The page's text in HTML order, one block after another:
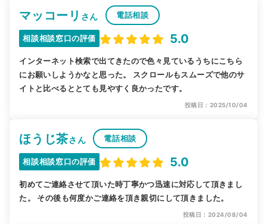
マッコーリ さん 電話相談
相談相談窓口の評価 5.0
インターネット検索で出てきたので色々見ているうちにこちら
にお願いしようかなと思った。 スクロールもスムーズで他のサ
イトと比べるととても見やすく良かったです。
投稿日：2025/10/04
ほうじ茶さん 電話相談
相談相談窓口の評価 5.0
初めてご連絡させて頂いた時丁寧かつ迅速に対応して頂きまし
た。 その後も何度かご連絡を頂き親切にして頂きました。
投稿日：2024/08/04